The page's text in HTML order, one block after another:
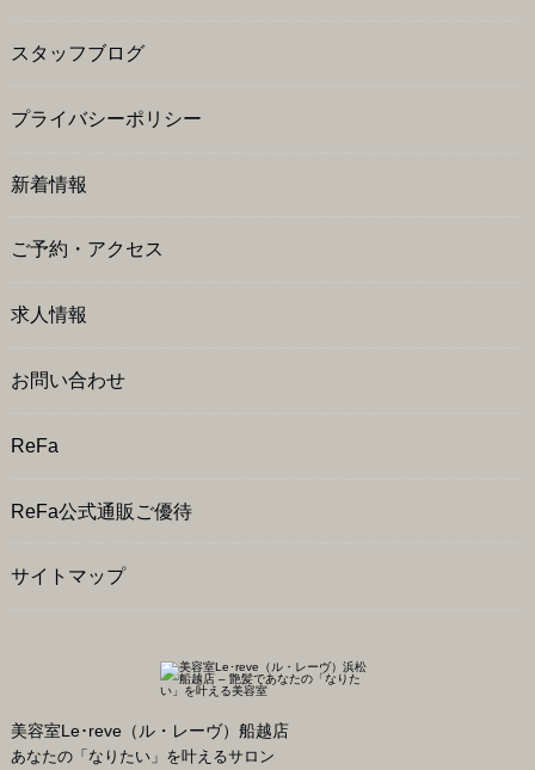
スタッフブログ
プライバシーポリシー
新着情報
ご予約・アクセス
求人情報
お問い合わせ
ReFa
ReFa公式通販ご優待
サイトマップ
美容室Le･reve（ル・レーヴ）船越店
あなたの「なりたい」を叶えるサロン